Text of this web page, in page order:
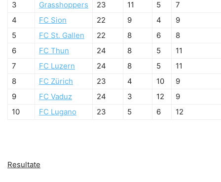
3 Grasshoppers 23 11 5
7
4
FC Sion 22 9 4
9
5
FC St. Gallen 22 8 6
8
6
FC Thun 24 8 5
11
7
FC Luzern 24 8 5
11
8
FC Zürich 23 4 10
9
9
FC Vaduz 24 3 12
9
10
FC Lugano 23 5 6 12
Resultate